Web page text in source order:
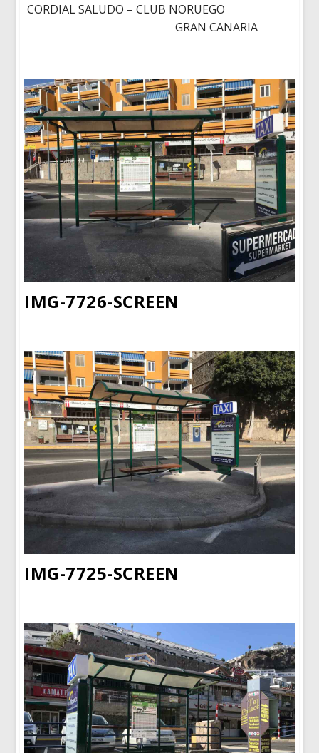
CORDIAL SALUDO – CLUB NORUEGO
GRAN CANARIA
IMG-7726-SCREEN
IMG-7725-SCREEN